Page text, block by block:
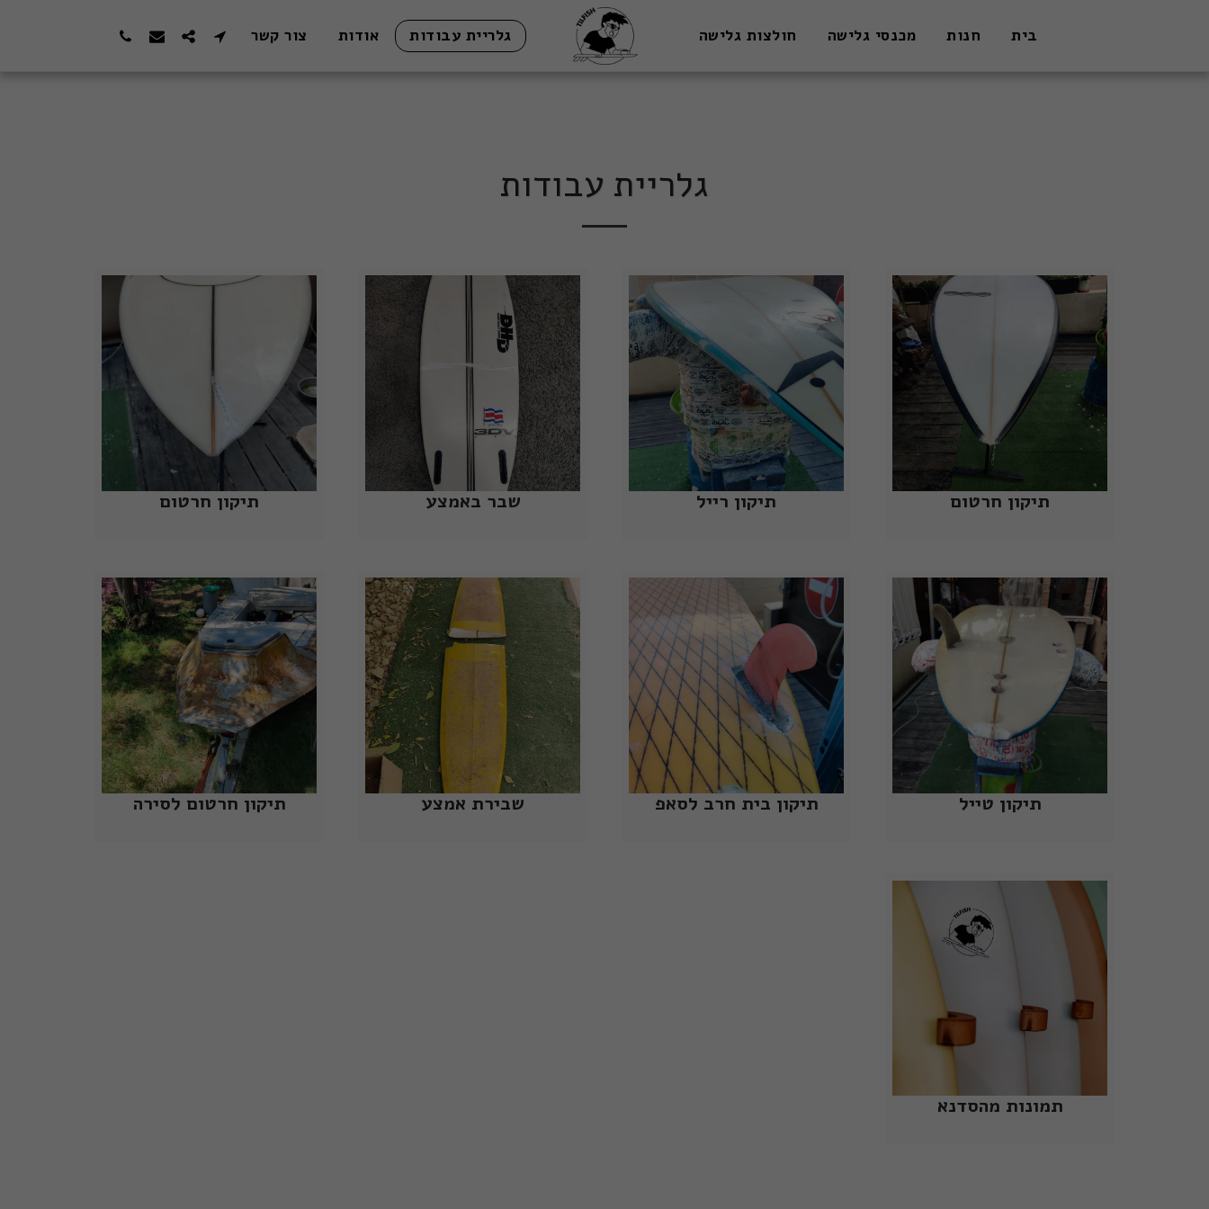
בית חנות מכנסי גלישה חולצות גלישה גלריית עבודות אודות צור קשר
גלריית עבודות
תיקון חרטום תיקון רייל שבר באמצע תיקון חרטום
תיקון טייל תיקון בית חרב לסאפ שבירת אמצע תיקון חרטום לסירה
תמונות מהסדנא